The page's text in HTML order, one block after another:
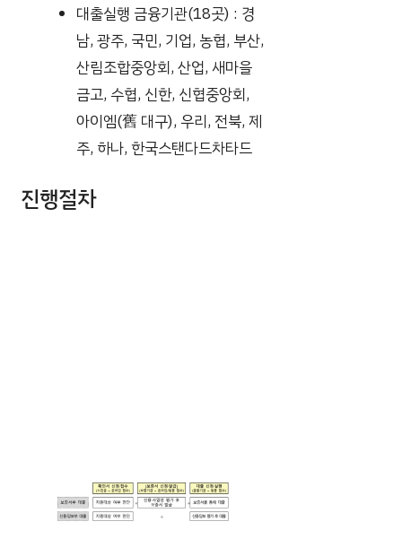
대출실행 금융기관(18곳) : 경
남, 광주, 국민, 기업, 농협, 부산,
산림조합중앙회, 산업, 새마을
금고, 수협, 신한, 신협중앙회,
아이엠(舊 대구), 우리, 전북, 제
주, 하나, 한국스탠다드차타드
진행절차